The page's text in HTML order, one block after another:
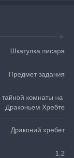
Шкатулка писаря
Предмет задания
комнаты на
Драконьем Хребте
Драконий хребет
1.2